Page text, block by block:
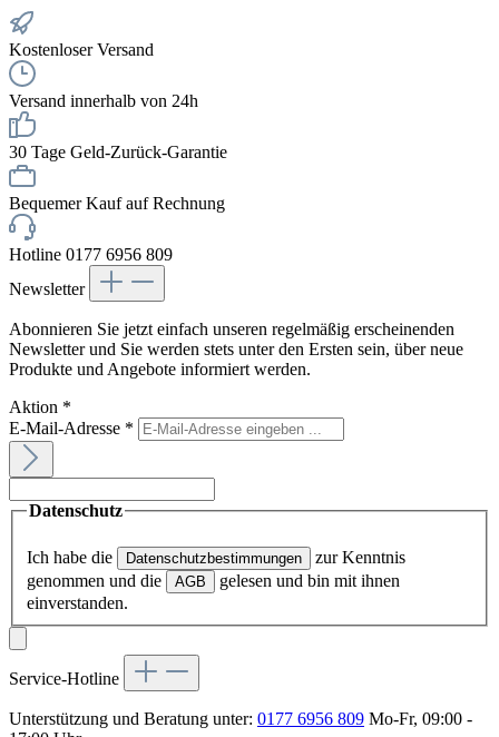
Kostenloser Versand
Versand innerhalb von 24h
30 Tage Geld-Zurück-Garantie
Bequemer Kauf auf Rechnung
Hotline 0177 6956 809
Newsletter
Abonnieren Sie jetzt einfach unseren regelmäßig erscheinenden
Newsletter und Sie werden stets unter den Ersten sein, über neue
Produkte und Angebote informiert werden.
Aktion *
E-Mail-Adresse *
Datenschutz
Ich habe die Datenschutzbestimmungen
zur Kenntnis
genommen und die
AGB
gelesen und bin mit ihnen
einverstanden.
Service-Hotline
Unterstützung und Beratung unter: 0177 6956 809 Mo-Fr, 09:00 -